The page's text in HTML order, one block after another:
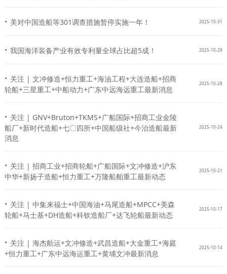
· 美对中国造船等301调查措施暂停实施一年！ 2025-10-31
· 我国海洋装备产业有效专利量全球占比超5成！ 2025-10-29
· 关注 | 文冲修造+恒力重工+海油工程+大连造船+招商
轮船+三星重工+中船动力+广东中远海远重工最新消息
2025-10-28
· 关注 | GNV+Bruton+TKMS+广船国际+招商工业金陵
船厂+新时代造船+七〇四所+中国船级社+今治造船最新
消息
2025-10-24
· 关注 | 招商工业+招商轮船+广船国际+文冲修造+沪东
中华+新扬子造船+恒力重工+万隆船舶重工最新动态
2025-10-21
· 关注 | 中集来福士+中国海油+马尾造船+MPCC+美森
轮船+马士基+DH造船+科钦造船厂+达飞轮船最新动态
2025-10-17
· 关注 | 海杰航运+文冲修造+武昌造船+大金重工+海庭
+恒力重工+广东中远海运重工+黄埔文冲最新消息
2025-10-14